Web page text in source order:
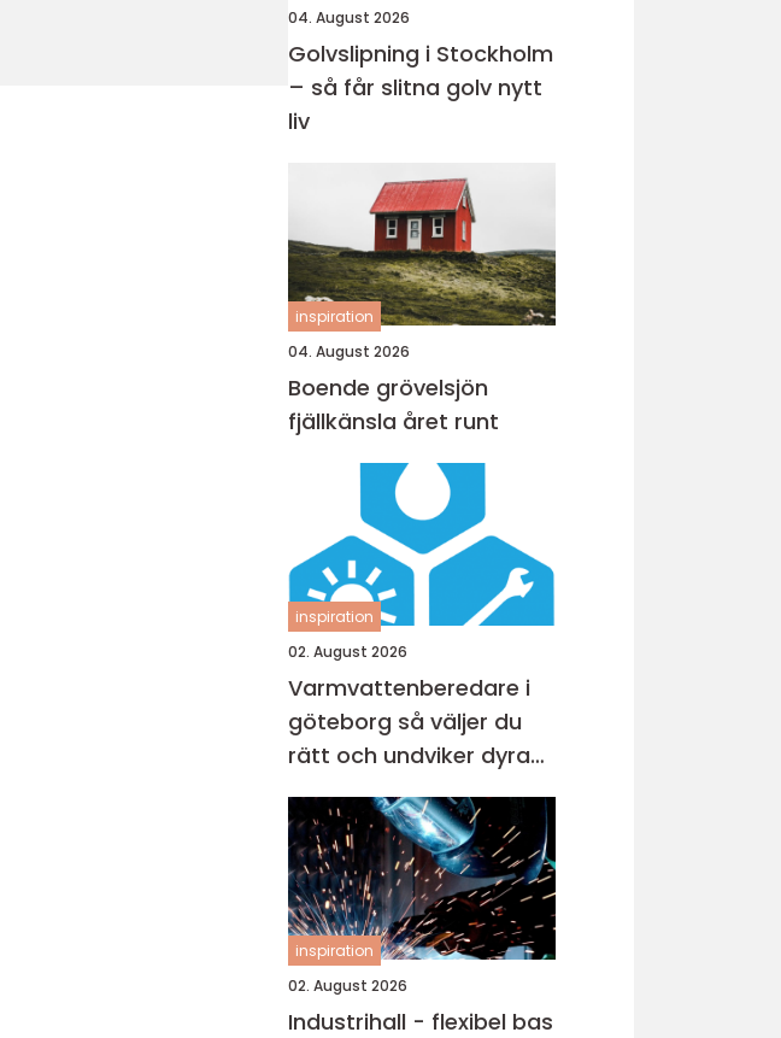
04. August 2026
Golvslipning i Stockholm
– så får slitna golv nytt
liv
inspiration
04. August 2026
Boende grövelsjön
fjällkänsla året runt
inspiration
02. August 2026
Varmvattenberedare i
göteborg så väljer du
rätt och undviker dyra
misstag
inspiration
02. August 2026
Industrihall - flexibel bas